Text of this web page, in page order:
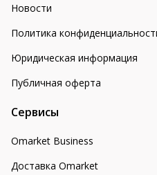
Новости
Политика
Юридическая информация
Публичная оферта
Сервисы
Omarket Business
Доставка Omarket